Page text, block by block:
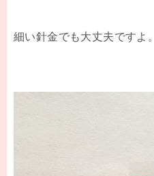
細い針金でも大丈夫ですよ。